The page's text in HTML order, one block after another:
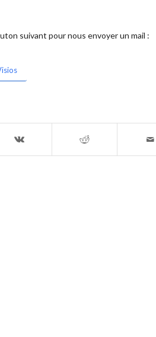
suivant pour nous envoyer un mail :